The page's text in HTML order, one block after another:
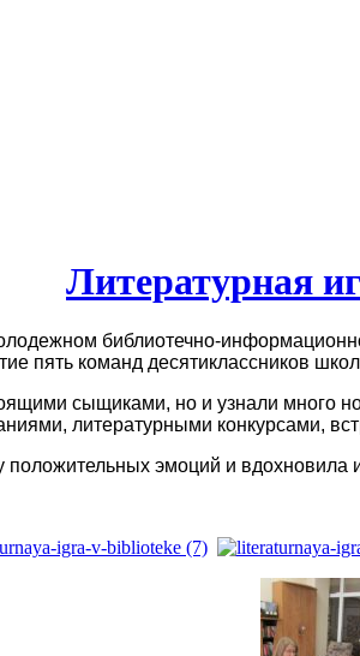
Литературная
библиотечно-
пять команд десятиклассников
сыщиками, но и узнали много
литературными конкурсами,
эмоций и вдохновила